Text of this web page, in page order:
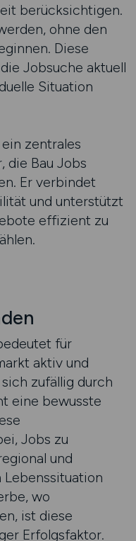
berücksichtigen.
ohne den
Diese
Jobsuche aktuell
Situation
zentrales
die Bau Jobs
Er verbindet
und unterstützt
effizient zu
für
aktiv und
zufällig durch
eine bewusste
Jobs zu
und
wo
ist diese
Erfolgsfaktor.